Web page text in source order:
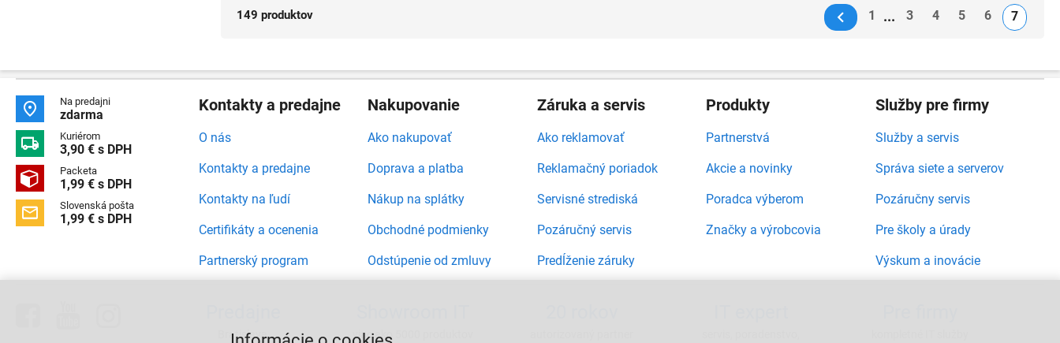
149 produktov 1 3 4 5 6 7
 Na predajni
zdarma
 Kuriérom
3,90 € s DPH
 Packeta
1,99 € s DPH
 Slovenská pošta
1,99 € s DPH
Kontakty a predajne
O nás
Kontakty a predajne
Kontakty na ľudí
Certifikáty a ocenenia
Partnerský program
Nakupovanie
Ako nakupovať
Doprava a platba
Nákup na splátky
Obchodné podmienky
Odstúpenie od zmluvy
Záruka a servis
Ako reklamovať
Reklamačný poriadok
Servisné strediská
Pozáručný servis
Predĺženie záruky
Produkty
Partnerstvá
Akcie a novinky
Poradca výberom
Značky a výrobcovia
Služby pre firmy
Služby a servis
Správa siete a serverov
Pozáručny servis
Pre školy a úrady
Výskum a inovácie
Bratislava, viac ako 5000 produktov